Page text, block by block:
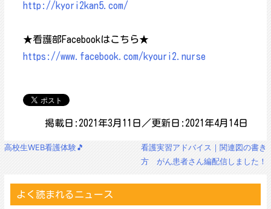
http://kyori2kan5.com/
★看護部Facebookはこちら★
https://www.facebook.com/kyouri2.nurse
掲載日:2021年3月11日／更新日:2021年4月14日
投
ー
高校生WEB看護体験🎵
看護実習アドバイス｜関連図の書き
方 がん患者さん編配信しました！
よく読まれるニュース